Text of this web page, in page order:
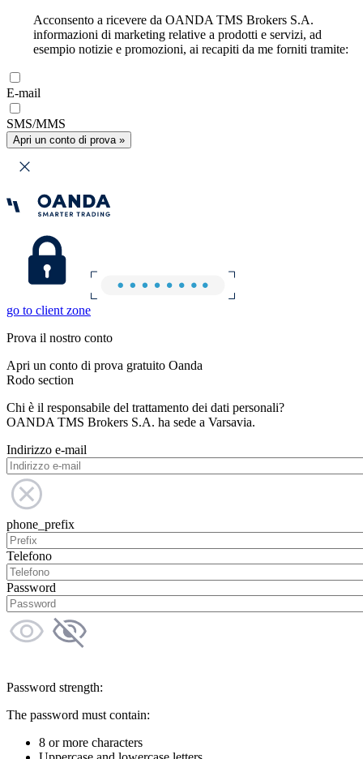
Acconsento a ricevere da OANDA TMS Brokers S.A.
informazioni di marketing relative a prodotti e servizi, ad
esempio notizie e promozioni, ai recapiti da me forniti tramite:
E-mail
SMS/MMS
Apri un conto di prova »
go to client zone
Prova il nostro conto
Apri un conto di prova gratuito Oanda
Rodo section
Chi è il responsabile del trattamento dei dati personali?
OANDA TMS Brokers S.A. ha sede a Varsavia.
Indirizzo e-mail
phone_prefix
Telefono
Password
Password strength:
The password must contain:
8 or more characters